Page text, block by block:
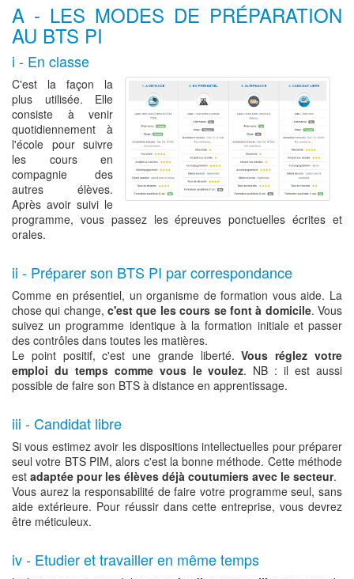
A - LES MODES DE PRÉPARATION
AU BTS PI
i - En classe
C'est la façon la
plus utilisée. Elle
consiste à venir
quotidiennement à
l'école pour suivre
les cours en
compagnie des
autres élèves.
Après avoir suivi le
programme, vous passez les épreuves ponctuelles écrites et
orales.
ii - Préparer son BTS PI par correspondance
Comme en présentiel, un organisme de formation vous aide. La
chose qui change,c'est que les cours se font à domicile. Vous
suivez un programme identique à la formation initiale et passer
des contrôles dans toutes les matières.
Le point positif, c'est une grande liberté.Vous réglez votre
emploi du temps comme vous le voulez. NB : il est aussi
possible de faire son BTS à distance en apprentissage.
iii - Candidat libre
Si vous estimez avoir les dispositions intellectuelles pour préparer
seul votre BTS PIM, alors c'est la bonne méthode. Cette méthode
est adaptée pour les élèves déjà coutumiers avec le secteur.
Vous aurez la responsabilité de faire votre programme seul, sans
aide extérieure. Pour réussir dans cette entreprise, vous devrez
être méticuleux.
iv - Etudier et travailler en même temps